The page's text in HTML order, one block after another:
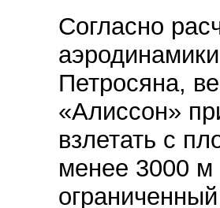
Согласно
Петросяна,
«Алиссон»
взлетать с
менее 3000